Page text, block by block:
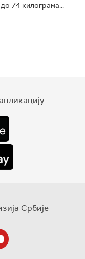
74 килограма...
Србије